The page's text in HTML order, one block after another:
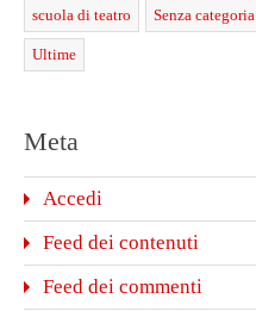
scuola di teatro Senza categoria
Ultime
Meta
Accedi
Feed dei contenuti
Feed dei commenti